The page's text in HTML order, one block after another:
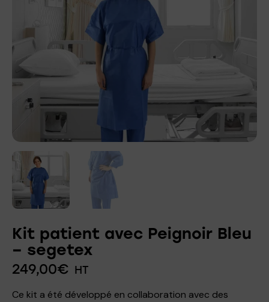
Kit patient avec Peignoir Bleu
– segetex
249,00€ HT
Ce kit a été développé en collaboration avec des